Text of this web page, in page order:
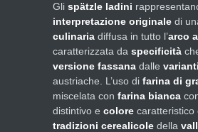
Gli spätzle ladini
interpretazione originale di
culinaria diffusa in tutto l’arco
caratterizzata da specificità
versione fassana dalle varianti
austriache. L’uso di farina di
miscelata con farina bianca
distintivo e colore caratteristico
tradizioni cerealicole della